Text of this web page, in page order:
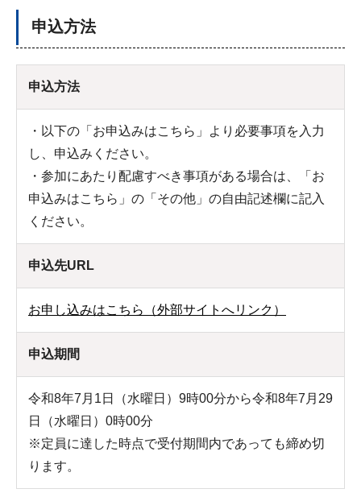
申込方法
申込方法
・以下の「お申込みはこちら」より必要事項を入力
し、申込みください。
・参加にあたり配慮すべき事項がある場合は、「お
申込みはこちら」の「その他」の自由記述欄に記入
ください。
申込先URL
お申し込みはこちら（外部サイトへリンク）
申込期間
令和8年7月1日（水曜日）9時00分から令和8年7月29
日（水曜日）0時00分
※定員に達した時点で受付期間内であっても締め切
ります。